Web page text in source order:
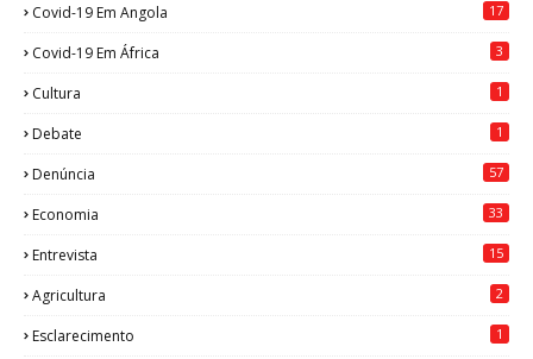
Covid-19 Em Angola 17
Covid-19 Em África 3
Cultura 1
Debate 1
Denúncia 57
Economia 33
Entrevista 15
Agricultura 2
Esclarecimento 1